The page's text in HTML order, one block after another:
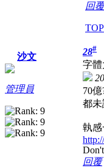
回覆
TOP
沙文
管理員
28#
字體
70
都未
執
回覆